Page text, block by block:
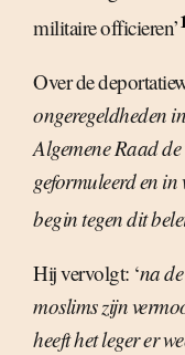
militaire officieren’1
Over de
ongeregeldheden
Algemene Raad
geformuleerd en
begin tegen dit
Hij vervolgt: ‘na
moslims zijn
heeft het leger er